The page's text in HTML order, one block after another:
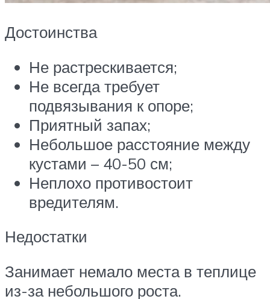
Достоинства
Не растрескивается;
Не всегда требует
подвязывания к опоре;
Приятный запах;
Небольшое расстояние между
кустами – 40-50 см;
Неплохо противостоит
вредителям.
Недостатки
Занимает немало места в теплице
из-за небольшого роста.